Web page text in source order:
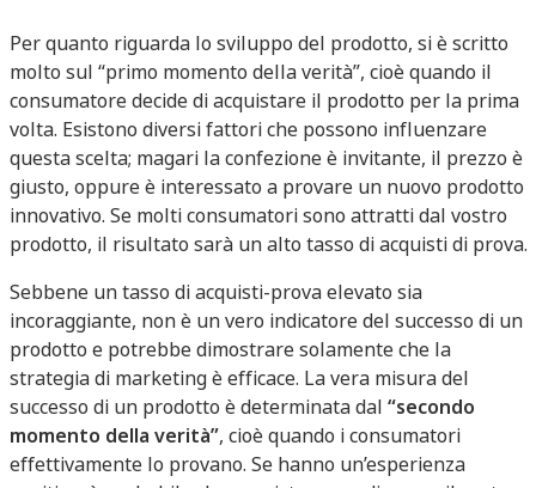
Per quanto riguarda lo sviluppo del prodotto, si è scritto
molto sul “primo momento della verità”, cioè quando il
consumatore decide di acquistare il prodotto per la prima
volta. Esistono diversi fattori che possono influenzare
questa scelta; magari la confezione è invitante, il prezzo è
giusto, oppure è interessato a provare un nuovo prodotto
innovativo. Se molti consumatori sono attratti dal vostro
prodotto, il risultato sarà un alto tasso di acquisti di prova.
Sebbene un tasso di acquisti-prova elevato sia
incoraggiante, non è un vero indicatore del successo di un
prodotto e potrebbe dimostrare solamente che la
strategia di marketing è efficace. La vera misura del
successo di un prodotto è determinata dal “secondo
momento della verità”, cioè quando i consumatori
effettivamente lo provano. Se hanno un’esperienza